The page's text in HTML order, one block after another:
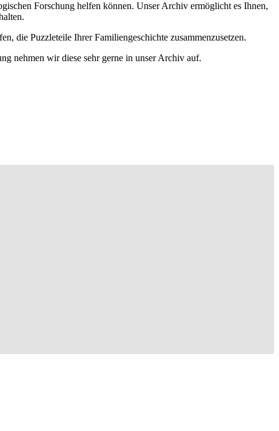
Forschung helfen können. Unser Archiv ermöglicht es Ihnen,
die Puzzleteile Ihrer Familiengeschichte zusammenzusetzen.
nehmen wir diese sehr gerne in unser Archiv auf.